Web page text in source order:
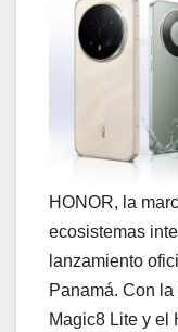
HONOR, la
ecosistemas
lanzamiento
Panamá. Con
Magic8 Lite y el